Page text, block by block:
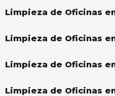
Limpieza de Oficinas
Limpieza de Oficinas
Limpieza de Oficinas
Limpieza de Oficinas